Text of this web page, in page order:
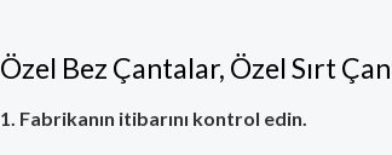
Özel Bez Çantalar, Özel Sırt
1. Fabrikanın itibarını kontrol edin.